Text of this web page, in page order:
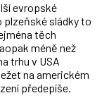
evropské
plzeňské sládky to
těch
méně než
trhu v USA
na americkém
předepíše.